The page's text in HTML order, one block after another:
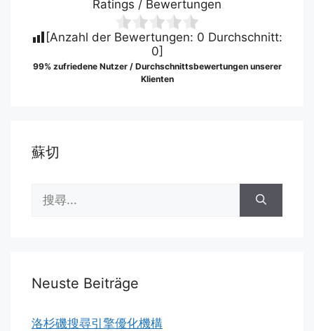
Ratings / Bewertungen
[Anzahl der Bewertungen: 0 Durchschnitt:
0]
99% zufriedene Nutzer / Durchschnittsbewertungen unserer
Klienten
蘇切
尋:
Neuste Beiträge
洛杉磯搜尋引擎優化機構